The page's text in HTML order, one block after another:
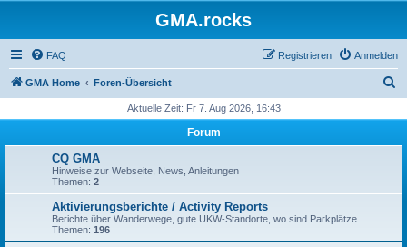
GMA.rocks
FAQ Anmelden
Registrieren
GMA Home Foren-Übersicht
h
Aktuelle Zeit: Fr 7. Aug 2026, 16:43
Forum
CQ GMA
Hinweise zur Webseite, News, Anleitungen
Themen: 2
Aktivierungsberichte / Activity Reports
Berichte über Wanderwege, gute UKW-Standorte, wo sind Parkplätze ...
Themen: 196